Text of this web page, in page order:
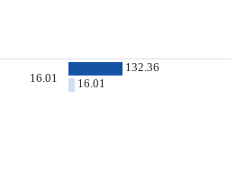
16.01
132.36
16.01